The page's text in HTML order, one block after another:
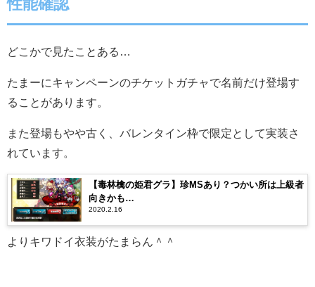
性能確認
どこかで見たことある…
たまーにキャンペーンのチケットガチャで名前だけ登場す
ることがあります。
また登場もやや古く、バレンタイン枠で限定として実装さ
れています。
【毒林檎の姫君グラ】珍MSあり？つかい所は上級者
向きかも…
2020.2.16
よりキワドイ衣装がたまらん＾＾